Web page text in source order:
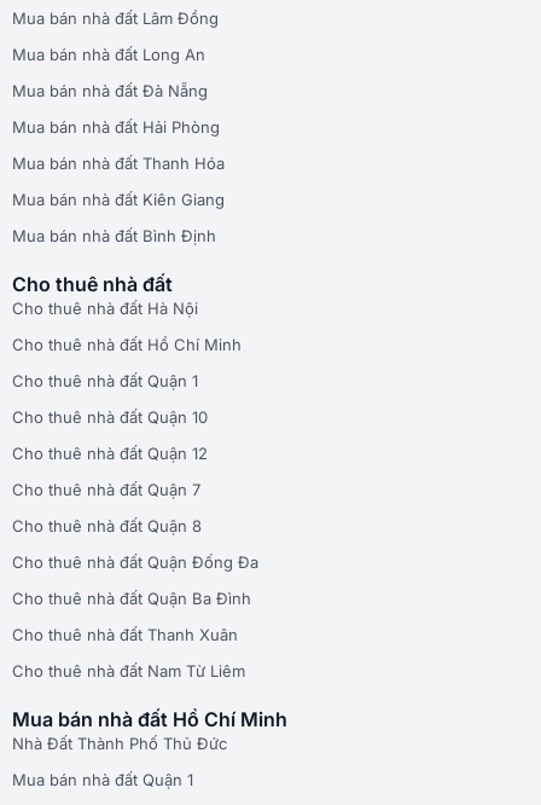
Mua bán nhà đất Lâm Đồng
Mua bán nhà đất Long An
Mua bán nhà đất Đà Nẵng
Mua bán nhà đất Hải Phòng
Mua bán nhà đất Thanh Hóa
Mua bán nhà đất Kiên Giang
Mua bán nhà đất Bình Định
Cho thuê nhà đất
Cho thuê nhà đất Hà Nội
Cho thuê nhà đất Hồ Chí Minh
Cho thuê nhà đất Quận 1
Cho thuê nhà đất Quận 10
Cho thuê nhà đất Quận 12
Cho thuê nhà đất Quận 7
Cho thuê nhà đất Quận 8
Cho thuê nhà đất Quận Đống Đa
Cho thuê nhà đất Quận Ba Đình
Cho thuê nhà đất Thanh Xuân
Cho thuê nhà đất Nam Từ Liêm
Mua bán nhà đất Hồ Chí Minh
Nhà Đất Thành Phố Thủ Đức
Mua bán nhà đất Quận 1